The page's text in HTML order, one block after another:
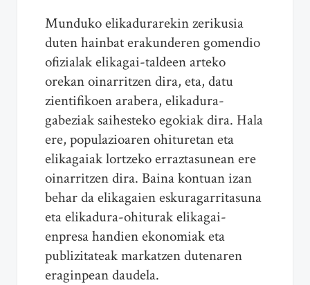
Munduko elikadurarekin zerikusia
duten hainbat erakunderen gomendio
ofizialak elikagai-taldeen arteko
orekan oinarritzen dira, eta, datu
zientifikoen arabera, elikadura-
gabeziak saihesteko egokiak dira. Hala
ere, populazioaren ohituretan eta
elikagaiak lortzeko erraztasunean ere
oinarritzen dira. Baina kontuan izan
behar da elikagaien eskuragarritasuna
eta elikadura-ohiturak elikagai-
enpresa handien ekonomiak eta
publizitateak markatzen dutenaren
eraginpean daudela.